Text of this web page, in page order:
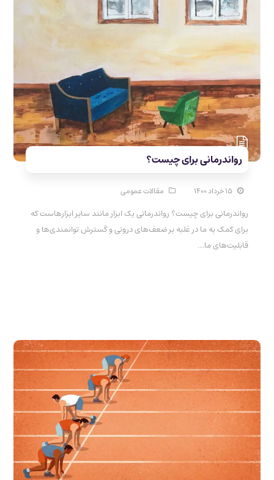
رواندرمانی برای چیست؟
۱۵ خرداد ۱۴۰۰ مقالات عمومی
رواندرمانی برای چیست؟ رواندرمانی یک ابزار مانند سایر ابزارهاست که
برای کمک به ما در غلبه بر ضعف‌های درونی و گسترش توانمندی‌ها و
قابلیت‌های ما…